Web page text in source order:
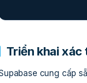
Triển khai
cung cấp